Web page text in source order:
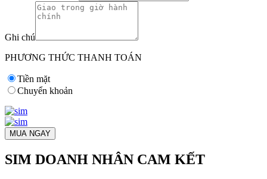
Ghi chú
PHƯƠNG THỨC THANH TOÁN
Tiền mặt
Chuyển khoản
MUA NGAY
SIM DOANH NHÂN CAM KẾT